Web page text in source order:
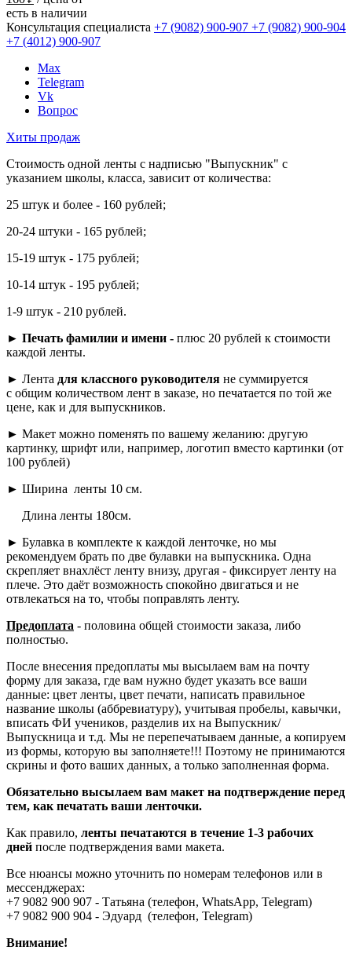
есть в наличии
Консультация специалиста +7 (9082) 900-907 +7 (9082) 900-904
+7 (4012) 900-907
Max
Telegram
Vk
Вопрос
Хиты продаж
Стоимость одной ленты с надписью "Выпускник" с
указанием школы, класса, зависит от количества:
25 штук и более - 160 рублей;
20-24 штуки - 165 рублей;
15-19 штук - 175 рублей;
10-14 штук - 195 рублей;
1-9 штук - 210 рублей.
► Печать фамилии и имени - плюс 20 рублей к стоимости
каждой ленты.
► Лента для классного руководителя не суммируется
с общим количеством лент в заказе, но печатается по той же
цене, как и для выпускников.
► Макет можно поменять по вашему желанию: другую
картинку, шрифт или, например, логотип вместо картинки (от
100 рублей)
► Ширина ленты 10 см.
Длина ленты 180см.
► Булавка в комплекте к каждой ленточке, но мы
рекомендуем брать по две булавки на выпускника. Одна
скрепляет внахлёст ленту внизу, другая - фиксирует ленту на
плече. Это даёт возможность спокойно двигаться и не
отвлекаться на то, чтобы поправлять ленту.
Предоплата - половина общей стоимости заказа, либо
полностью.
После внесения предоплаты мы высылаем вам на почту
форму для заказа, где вам нужно будет указать все ваши
данные: цвет ленты, цвет печати, написать правильное
название школы (аббревиатуру), учитывая пробелы, кавычки,
вписать ФИ учеников, разделив их на Выпускник/
Выпускница и т.д. Мы не перепечатываем данные, а копируем
из формы, которую вы заполняете!!! Поэтому не принимаются
скрины и фото ваших данных, а только заполненная форма.
Обязательно высылаем вам макет на подтверждение перед
тем, как печатать ваши ленточки.
Как правило, ленты печатаются в течение 1-3 рабочих
дней после подтверждения вами макета.
Все нюансы можно уточнить по номерам телефонов или в
мессенджерах:
+7 9082 900 907 - Татьяна (телефон, WhatsApp, Telegram)
+7 9082 900 904 - Эдуард (телефон, Telegram)
Внимание!